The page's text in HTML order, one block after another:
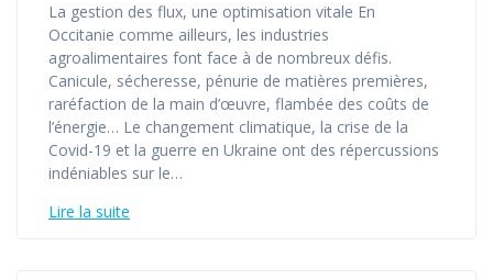
La gestion des flux, une optimisation vitale En
Occitanie comme ailleurs, les industries
agroalimentaires font face à de nombreux défis.
Canicule, sécheresse, pénurie de matières premières,
raréfaction de la main d’œuvre, flambée des coûts de
l’énergie… Le changement climatique, la crise de la
Covid-19 et la guerre en Ukraine ont des répercussions
indéniables sur le…
Lire la suite